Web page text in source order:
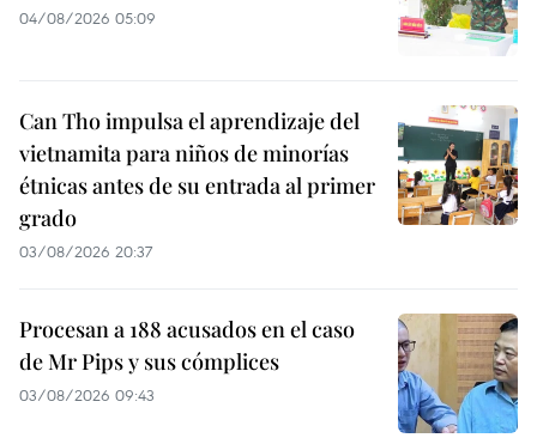
04/08/2026 05:09
Can Tho impulsa el aprendizaje del
vietnamita para niños de minorías
étnicas antes de su entrada al primer
grado
03/08/2026 20:37
Procesan a 188 acusados en el caso
de Mr Pips y sus cómplices
03/08/2026 09:43